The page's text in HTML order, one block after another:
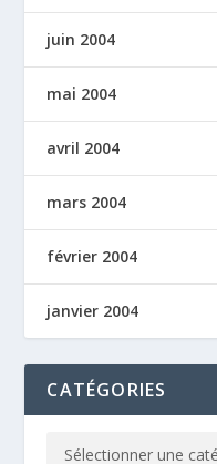
juin 2004
mai 2004
avril 2004
mars 2004
février 2004
janvier 2004
CATÉGORIES